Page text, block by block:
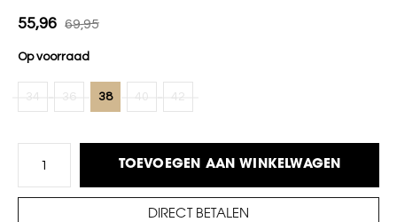
55,96 69,95
Op voorraad
34 36 38 40 42
TOEVOEGEN AAN WINKELWAGEN
DIRECT BETALEN